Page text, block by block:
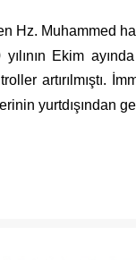
Hz. Muhammed
Ekim
artırılmıştı.
yurtdışından